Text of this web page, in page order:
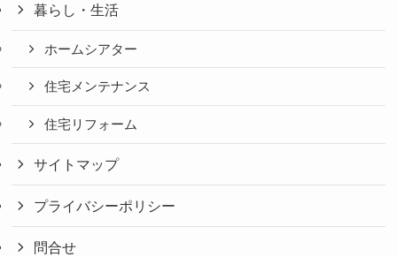
暮らし・生活
ホームシアター
住宅メンテナンス
住宅リフォーム
サイトマップ
プライバシーポリシー
問合せ